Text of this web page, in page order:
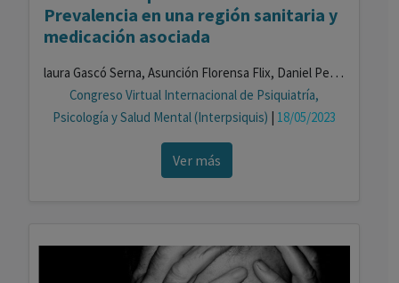
Prevalencia en una región sanitaria y
medicación asociada
laura Gascó Serna, Asunción Florensa Flix, Daniel Perejon López, Laura Cardona Pascual, Elisabeth Martin García, Iñaki Gascó Serna
Congreso Virtual Internacional de Psiquiatría,
Psicología y Salud Mental (Interpsiquis) | 18/05/2023
Ver más